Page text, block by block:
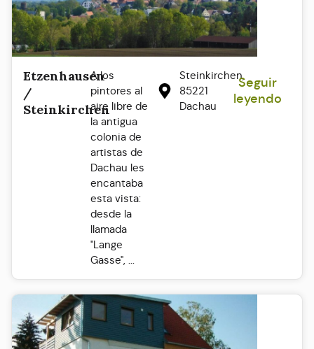
Etzenhausen
/
Steinkirchen
A los
pintores al
aire libre de
la antigua
colonia de
artistas de
Dachau les
encantaba
esta vista:
desde la
llamada
"Lange
Gasse", ...
Steinkirchen,
85221
Dachau
Seguir
leyendo